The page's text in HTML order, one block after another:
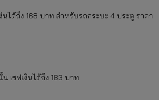
นได้ถึง 168 บาท สำหรับรถกระบะ 4 ประตู ราคา
เซฟเงินได้ถึง 183 บาท